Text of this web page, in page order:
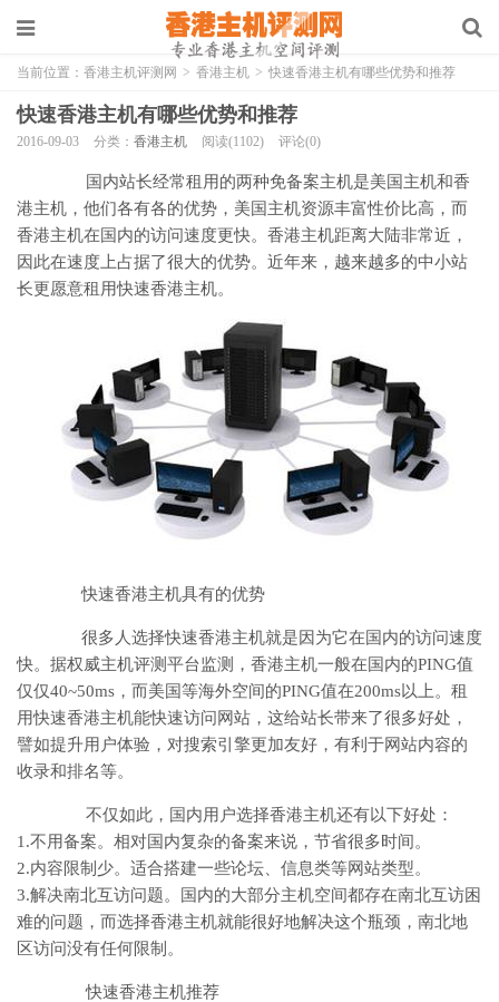
当前位置： 香港主机评测网 > 香港主机 > 快速香港主机有哪些优势和推荐
快速香港主机有哪些优势和推荐
2016-09-03 分类： 香港主机 阅读(1102) 评论(0)
国内站长经常租用的两种免备案主机是美国主机和香
港主机，他们各有各的优势，美国主机资源丰富性价比高，而
香港主机在国内的访问速度更快。香港主机距离大陆非常近，
因此在速度上占据了很大的优势。近年来，越来越多的中小站
长更愿意租用快速香港主机。
快速香港主机具有的优势
很多人选择快速香港主机就是因为它在国内的访问速度
快。据权威主机评测平台监测，香港主机一般在国内的PING值
仅仅40~50ms，而美国等海外空间的PING值在200ms以上。租
用快速香港主机能快速访问网站，这给站长带来了很多好处，
譬如提升用户体验，对搜索引擎更加友好，有利于网站内容的
收录和排名等。
不仅如此，国内用户选择香港主机还有以下好处：
1.不用备案。相对国内复杂的备案来说，节省很多时间。
2.内容限制少。适合搭建一些论坛、信息类等网站类型。
3.解决南北互访问题。国内的大部分主机空间都存在南北互访困
难的问题，而选择香港主机就能很好地解决这个瓶颈，南北地
区访问没有任何限制。
快速香港主机推荐